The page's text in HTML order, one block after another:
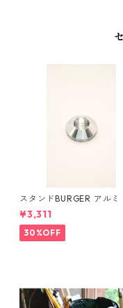
スタンドBURGER アルミ
¥3,311
30%OFF